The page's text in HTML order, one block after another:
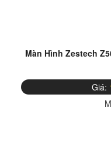
Màn Hình Zestech
Giá: